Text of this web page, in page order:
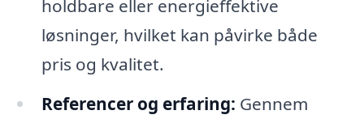
holdbare eller energieffektive
løsninger, hvilket kan påvirke både
pris og kvalitet.
Referencer og erfaring: Gennem